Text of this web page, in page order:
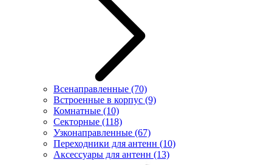
Всенаправленные (70)
Встроенные в корпус (9)
Комнатные (10)
Секторные (118)
Узконаправленные (67)
Переходники для антенн (10)
Аксессуары для антенн (13)